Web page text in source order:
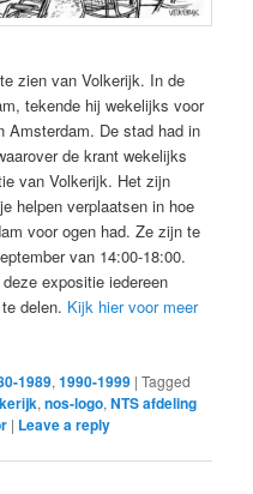
zien van Volkerijk. In de
tekende hij wekelijks voor
Amsterdam. De stad had in
de krant wekelijks
van Volkerijk. Het zijn
helpen verplaatsen in hoe
voor ogen had. Ze zijn te
van 14:00-18:00.
expositie iedereen
delen. Kijk hier voor meer
1989,1990-1999 |Tagged
,nos-logo,NTS afdeling
| Leave a reply